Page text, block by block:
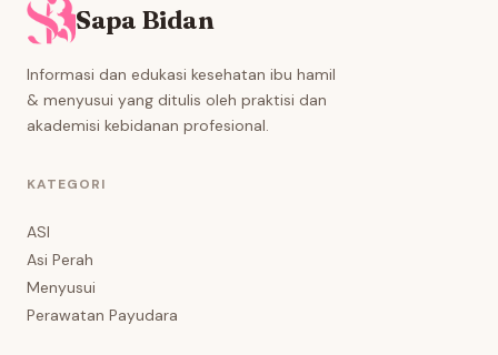
Sapa Bidan
Informasi dan edukasi kesehatan ibu hamil
& menyusui yang ditulis oleh praktisi dan
akademisi kebidanan profesional.
KATEGORI
ASI
Asi Perah
Menyusui
Perawatan Payudara